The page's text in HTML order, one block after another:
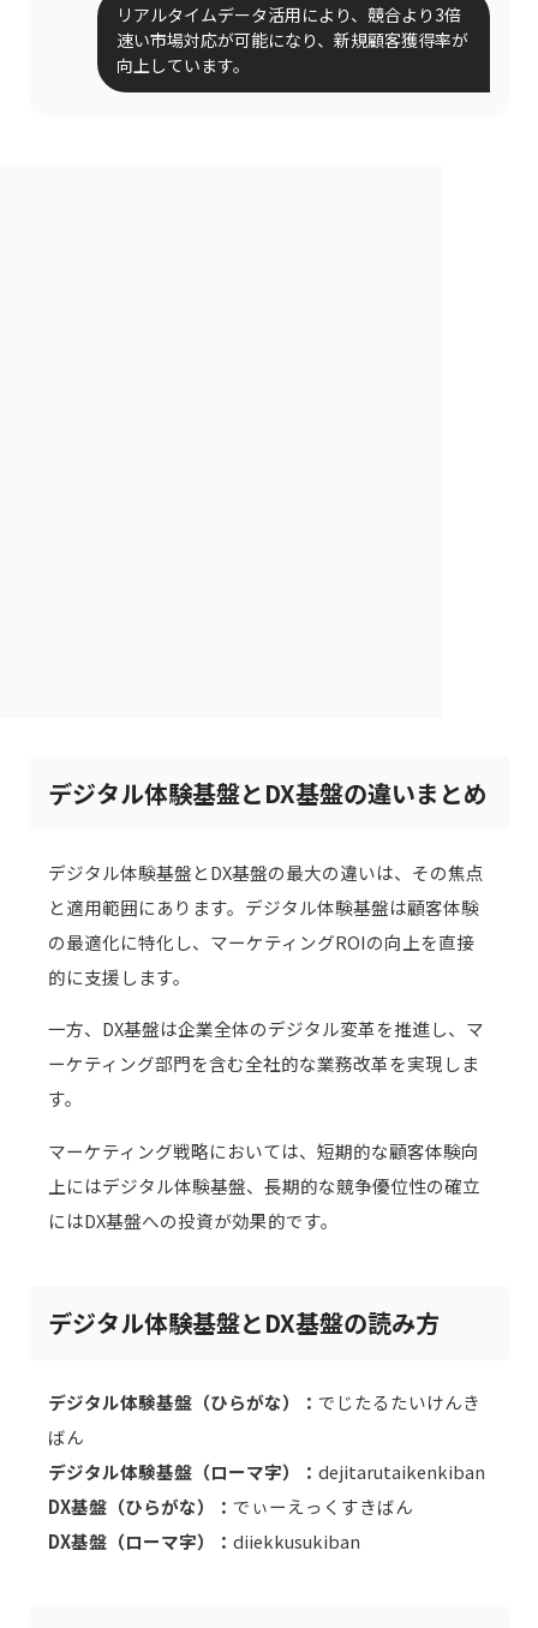
リアルタイムデータ活用により、競合より3倍
速い市場対応が可能になり、新規顧客獲得率が
向上しています。
デジタル体験基盤とDX基盤の違いまとめ
デジタル体験基盤とDX基盤の最大の違いは、その焦点
と適用範囲にあります。デジタル体験基盤は顧客体験
の最適化に特化し、マーケティングROIの向上を直接
的に支援します。
一方、DX基盤は企業全体のデジタル変革を推進し、マ
ーケティング部門を含む全社的な業務改革を実現しま
す。
マーケティング戦略においては、短期的な顧客体験向
上にはデジタル体験基盤、長期的な競争優位性の確立
にはDX基盤への投資が効果的です。
デジタル体験基盤とDX基盤の読み方
デジタル体験基盤（ひらがな）： でじたるたいけんき
ばん
デジタル体験基盤（ローマ字）： dejitarutaikenkiban
DX基盤（ひらがな）： でぃーえっくすきばん
DX基盤（ローマ字）： diiekkusukiban